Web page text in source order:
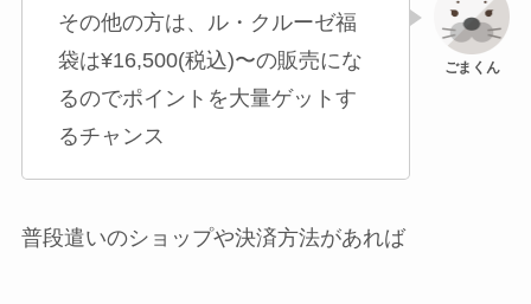
その他の方は、ル・クルーゼ福
袋は¥16,500(税込)〜の販売にな
るのでポイントを大量ゲットす
るチャンス
普段遣いのショップや決済方法があれば